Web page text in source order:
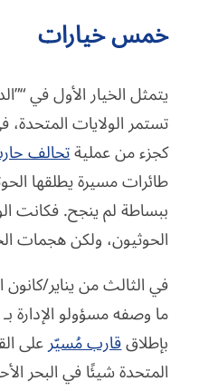
خمس خيارات
يتمثل الخيار الأول في
تستمر الولايات المتحدة،
كجزء من عمليةتحالف
طائرات مسيرة يطلقها
ببساطة لم ينجح. فكانت
الحوثيون، ولكن هجمات
في الثالث من يناير/
ما وصفه مسؤولو الإدارة
بإطلاققارب مُسيّرعلى
المتحدة شيئًا في البحر